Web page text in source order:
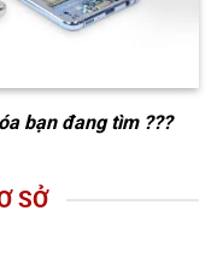
bạn đang tìm ???
SỞ